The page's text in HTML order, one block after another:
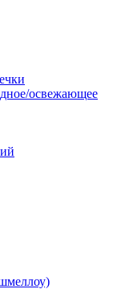
освежающее